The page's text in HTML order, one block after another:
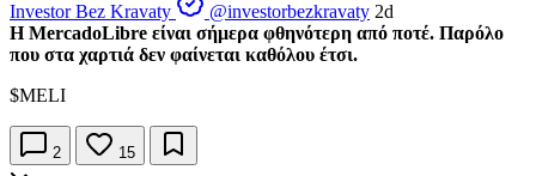
Investor Bez Kravaty
@investorbezkravaty 2d
Η MercadoLibre είναι σήμερα φθηνότερη από ποτέ. Παρόλο
που στα χαρτιά δεν φαίνεται καθόλου έτσι.
$MELI
2 15